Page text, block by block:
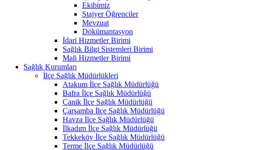
Ekibimiz
Stajyer Öğrenciler
Mevzuat
Dökümantasyon
İdari Hizmetler Birimi
Sağlık Bilgi Sistemleri Birimi
Mali Hizmetler Birimi
Sağlık Kurumları
İlçe Sağlık Müdürlükleri
Atakum İlçe Sağlık Müdürlüğü
Bafra İlçe Sağlık Müdürlüğü
Canik İlçe Sağlık Müdürlüğü
Çarşamba İlçe Sağlık Müdürlüğü
Havza İlçe Sağlık Müdürlüğü
İlkadım İlçe Sağlık Müdürlüğü
Tekkeköy İlçe Sağlık Müdürlüğü
Terme İlçe Sağlık Müdürlüğü